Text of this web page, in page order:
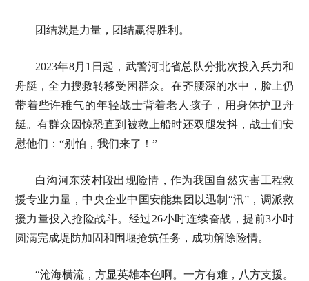
团结就是力量，团结赢得胜利。
2023年8月1日起，武警河北省总队分批次投入兵力和
舟艇，全力搜救转移受困群众。在齐腰深的水中，脸上仍
带着些许稚气的年轻战士背着老人孩子，用身体护卫舟
艇。有群众因惊恐直到被救上船时还双腿发抖，战士们安
慰他们：“别怕，我们来了！”
白沟河东茨村段出现险情，作为我国自然灾害工程救
援专业力量，中央企业中国安能集团以迅制“汛”，调派救
援力量投入抢险战斗。经过26小时连续奋战，提前3小时
圆满完成堤防加固和围堰抢筑任务，成功解除险情。
“沧海横流，方显英雄本色啊。一方有难，八方支援。